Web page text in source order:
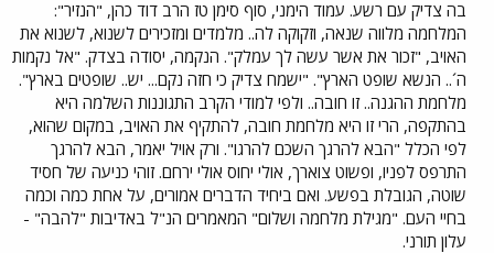
בה צדיק עם רשע. עמוד הימני, סוף סימן טז הרב דוד כהן, "הנזיר":
המלחמה מלווה שנאה, וזקוקה לה.. מלמדים ומזכירים לשנוא, לשנוא את
האויב, "זכור את אשר עשה לך עמלק". הנקמה, יסודה בצדק. "אל נקמות
ה´.. הנשא שופט הארץ". "ישמח צדיק כי חזה נקם... יש.. שופטים בארץ".
מלחמת ההגנה.. זו חובה.. ולפי למודי הקרב התגוננות השלמה היא
בהתקפה, הרי זו היא מלחמת חובה, להתקיף את האויב, במקום שהוא,
לפי הכלל "הבא להרגך השכם להרגו". ורק אויל יאמר, הבא להרגך
התרפס לפניו, ופשוט צוארך, אולי יחוס אולי ירחם. זוהי כניעה של חסיד
שוטה, הגובלת בפשע. ואם ביחיד הדברים אמורים, על אחת כמה וכמה
בחיי העם. "מגילת מלחמה ושלום" המאמרים הנ"ל באדיבות "להבה" -
עלון תורני.